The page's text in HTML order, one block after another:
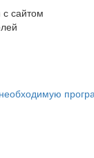
сайтом